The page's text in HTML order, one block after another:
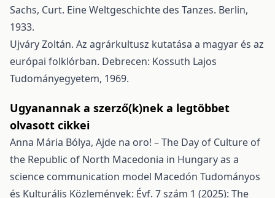
Sachs, Curt. Eine Weltgeschichte des Tanzes. Berlin,
1933.
Ujváry Zoltán. Az agrárkultusz kutatása a magyar és az
európai folklórban. Debrecen: Kossuth Lajos
Tudományegyetem, 1969.
Ugyanannak a szerző(k)nek a legtöbbet
olvasott cikkei
Anna Mária Bólya, Ajde na oro! – The Day of Culture of
the Republic of North Macedonia in Hungary as a
science communication model Macedón Tudományos
és Kulturális Közlemények: Évf. 7 szám 1 (2025): The